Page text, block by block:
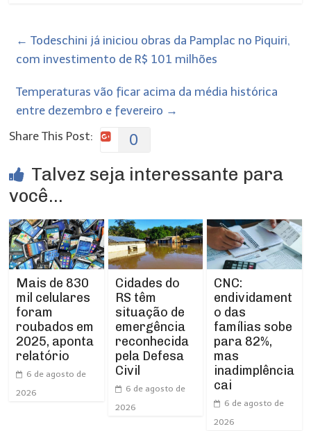
← Todeschini já iniciou obras da Pamplac no Piquiri,
com investimento de R$ 101 milhões
Temperaturas vão ficar acima da média histórica
entre dezembro e fevereiro →
Share This Post:
0
Talvez seja interessante para
você...
Mais de 830
mil celulares
foram
roubados em
2025, aponta
relatório
6 de agosto de
2026
Cidades do
RS têm
situação de
emergência
reconhecida
pela Defesa
Civil
6 de agosto de
2026
CNC:
endividament
o das
famílias sobe
para 82%,
mas
inadimplência
cai
6 de agosto de
2026